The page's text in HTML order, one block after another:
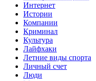
Интернет
Истории
Компании
Криминал
Культура
Лайфхаки
Летние виды спорта
Личный счет
Люди